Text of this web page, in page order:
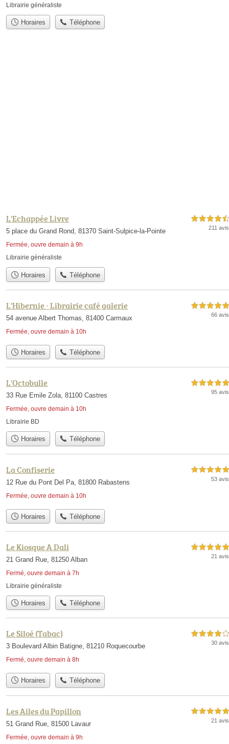
Librairie généraliste
Horaires Téléphone
L'Echappée Livre
5 place du Grand Rond, 81370 Saint-Sulpice-la-Pointe
Fermée, ouvre demain à 9h
4,5 étoiles sur 5
211 avis
Librairie généraliste
Horaires Téléphone
L'Hibernie · Librairie café galerie
54 avenue Albert Thomas, 81400 Carmaux
Fermée, ouvre demain à 10h
5,0 étoiles sur 5
66 avis
Horaires Téléphone
L'Octobulle
33 Rue Emile Zola, 81100 Castres
Fermée, ouvre demain à 10h
5,0 étoiles sur 5
95 avis
Librairie BD
Horaires Téléphone
La Confiserie
12 Rue du Pont Del Pa, 81800 Rabastens
Fermée, ouvre demain à 10h
5,0 étoiles sur 5
53 avis
Horaires Téléphone
Le Kiosque A Dali
21 Grand Rue, 81250 Alban
Fermé, ouvre demain à 7h
5,0 étoiles sur 5
21 avis
Librairie généraliste
Horaires Téléphone
Le Siloé (Tabac)
3 Boulevard Albin Batigne, 81210 Roquecourbe
Fermé, ouvre demain à 8h
4,0 étoiles sur 5
30 avis
Horaires Téléphone
Les Ailes du Papillon
51 Grand Rue, 81500 Lavaur
Fermée, ouvre demain à 9h
5,0 étoiles sur 5
21 avis